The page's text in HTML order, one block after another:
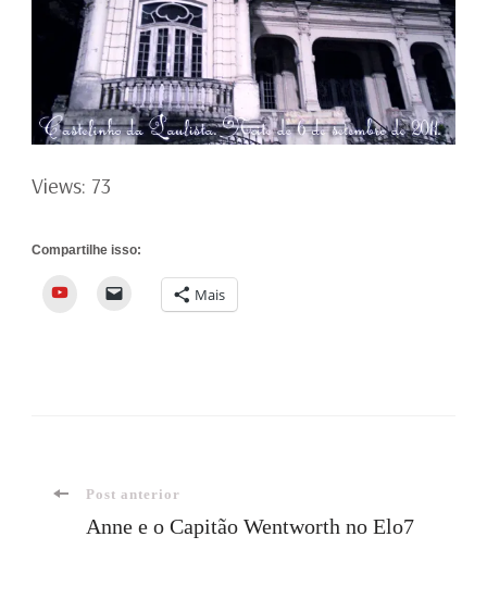
Views: 73
Compartilhe isso:
YouTube Mais
Navegação
Post anterior
Anne e o Capitão Wentworth no Elo7